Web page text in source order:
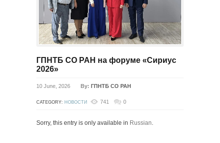
ГПНТБ СО РАН на форуме «Сириус
2026»
10 June, 2026 By: ГПНТБ СО РАН
CATEGORY: НОВОСТИ 741 0
Sorry, this entry is only available in Russian.